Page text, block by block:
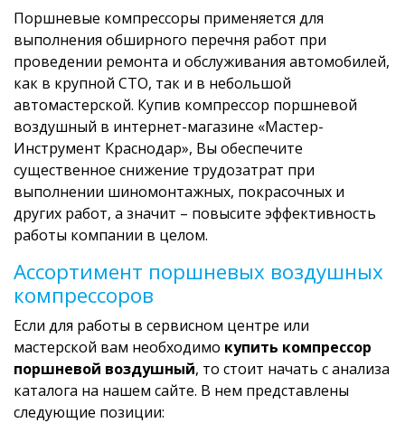
Поршневые компрессоры применяется для
выполнения обширного перечня работ при
проведении ремонта и обслуживания автомобилей,
как в крупной СТО, так и в небольшой
автомастерской. Купив компрессор поршневой
воздушный в интернет-магазине «Мастер-
Инструмент Краснодар», Вы обеспечите
существенное снижение трудозатрат при
выполнении шиномонтажных, покрасочных и
других работ, а значит – повысите эффективность
работы компании в целом.
Ассортимент поршневых воздушных
компрессоров
Если для работы в сервисном центре или
мастерской вам необходимо купить компрессор
поршневой воздушный, то стоит начать с анализа
каталога на нашем сайте. В нем представлены
следующие позиции: